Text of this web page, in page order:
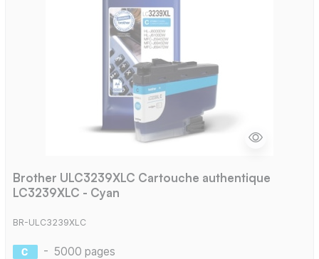
Brother ULC3239XLC Cartouche authentique
LC3239XLC - Cyan
BR-ULC3239XLC
- 5000 pages